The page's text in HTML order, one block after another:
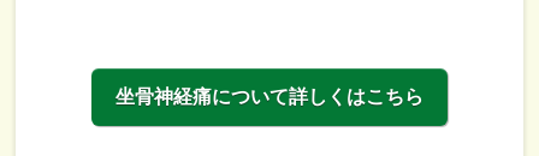
坐骨神経痛について詳しくはこちら